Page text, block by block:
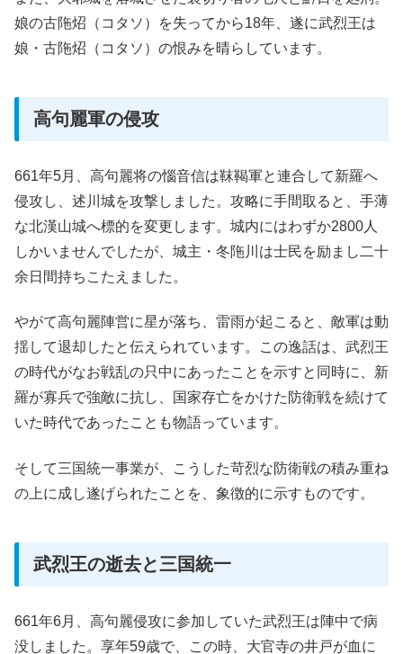
娘の古陁炤（コタソ）を失ってから18年、遂に武烈王は
娘・古陁炤（コタソ）の恨みを晴らしています。
高句麗軍の侵攻
661年5月、高句麗将の惱音信は靺鞨軍と連合して新羅へ
侵攻し、述川城を攻撃しました。攻略に手間取ると、手薄
な北漢山城へ標的を変更します。城内にはわずか2800人
しかいませんでしたが、城主・冬陁川は士民を励まし二十
余日間持ちこたえました。
やがて高句麗陣営に星が落ち、雷雨が起こると、敵軍は動
揺して退却したと伝えられています。この逸話は、武烈王
の時代がなお戦乱の只中にあったことを示すと同時に、新
羅が寡兵で強敵に抗し、国家存亡をかけた防衛戦を続けて
いた時代であったことも物語っています。
そして三国統一事業が、こうした苛烈な防衛戦の積み重ね
の上に成し遂げられたことを、象徴的に示すものです。
武烈王の逝去と三国統一
661年6月、高句麗侵攻に参加していた武烈王は陣中で病
没しました。享年59歳で、この時、大官寺の井戸が血に